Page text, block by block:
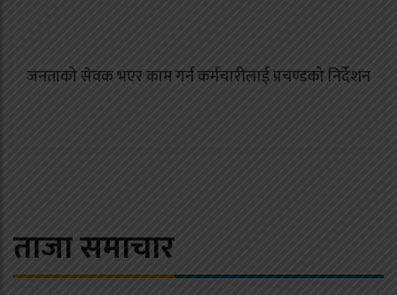
जनताको सेवक भएर काम गर्न कर्मचारीलाई प्रचण्डको निर्देशन
ताजा समाचार